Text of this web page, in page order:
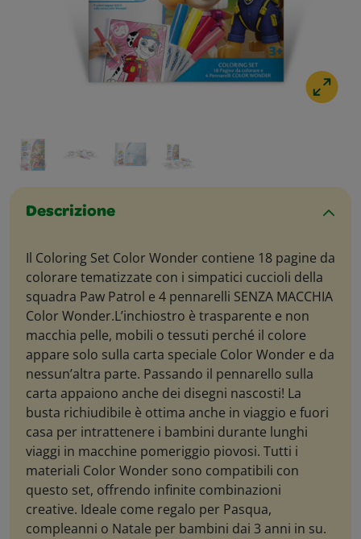
Descrizione
Il Coloring Set Color Wonder contiene 18 pagine da
colorare tematizzate con i simpatici cuccioli della
squadra Paw Patrol e 4 pennarelli SENZA MACCHIA
Color Wonder.L’inchiostro è trasparente e non
macchia pelle, mobili o tessuti perché il colore
appare solo sulla carta speciale Color Wonder e da
nessun’altra parte. Passando il pennarello sulla
carta appaiono anche dei disegni nascosti! La
busta richiudibile è ottima anche in viaggio e fuori
casa per intrattenere i bambini durante lunghi
viaggi in macchine pomeriggio piovosi. Tutti i
materiali Color Wonder sono compatibili con
questo set, offrendo infinite combinazioni
creative. Ideale come regalo per Pasqua,
compleanni o Natale per bambini dai 3 anni in su.